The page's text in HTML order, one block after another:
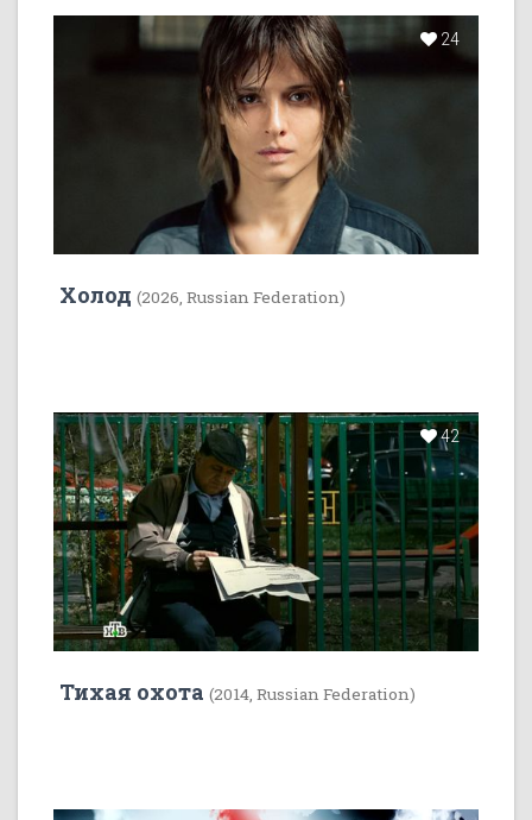
24
Холод (2026, Russian Federation)
42
Тихая охота (2014, Russian Federation)